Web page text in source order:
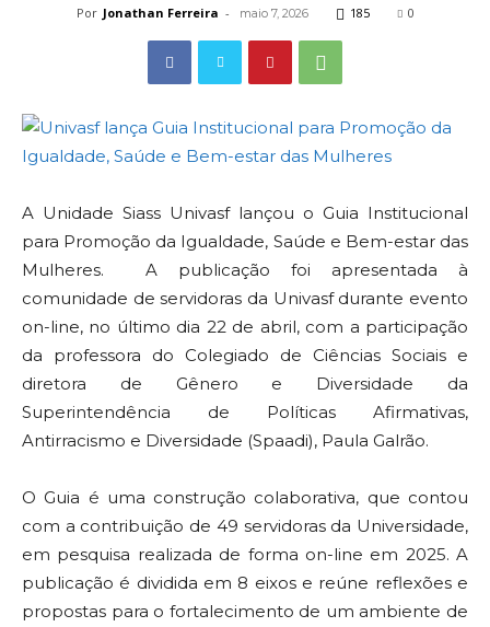
Por Jonathan Ferreira - maio 7, 2026 185 0
A Unidade Siass Univasf lançou o Guia Institucional
para Promoção da Igualdade, Saúde e Bem-estar das
Mulheres. A publicação foi apresentada à
comunidade de servidoras da Univasf durante evento
on-line, no último dia 22 de abril, com a participação
da professora do Colegiado de Ciências Sociais e
diretora de Gênero e Diversidade da
Superintendência de Políticas Afirmativas,
Antirracismo e Diversidade (Spaadi), Paula Galrão.
O Guia é uma construção colaborativa, que contou
com a contribuição de 49 servidoras da Universidade,
em pesquisa realizada de forma on-line em 2025. A
publicação é dividida em 8 eixos e reúne reflexões e
propostas para o fortalecimento de um ambiente de